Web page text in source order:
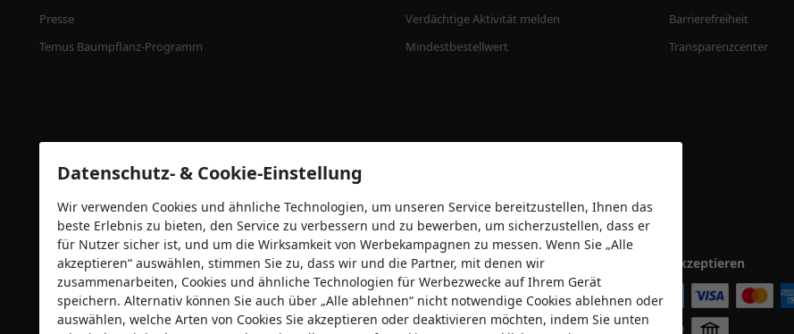
Presse
Temus Baumpflanz-Programm
Verdächtige Aktivität melden
Mindestbestellwert
Barrierefreiheit
Transparenzcenter
Sicherheitszertifizierungen Wir akzeptieren
Datenschutz- & Cookie-Einstellung
Wir verwenden Cookies und ähnliche Technologien, um unseren Service bereitzustellen, Ihnen das
beste Erlebnis zu bieten, den Service zu verbessern und zu bewerben, um sicherzustellen, dass er
für Nutzer sicher ist, und um die Wirksamkeit von Werbekampagnen zu messen. Wenn Sie „Alle
akzeptieren“ auswählen, stimmen Sie zu, dass wir und die Partner, mit denen wir
zusammenarbeiten, Cookies und ähnliche Technologien für Werbezwecke auf Ihrem Gerät
speichern. Alternativ können Sie auch über „Alle ablehnen“ nicht notwendige Cookies ablehnen oder
auswählen, welche Arten von Cookies Sie akzeptieren oder deaktivieren möchten, indem Sie unten